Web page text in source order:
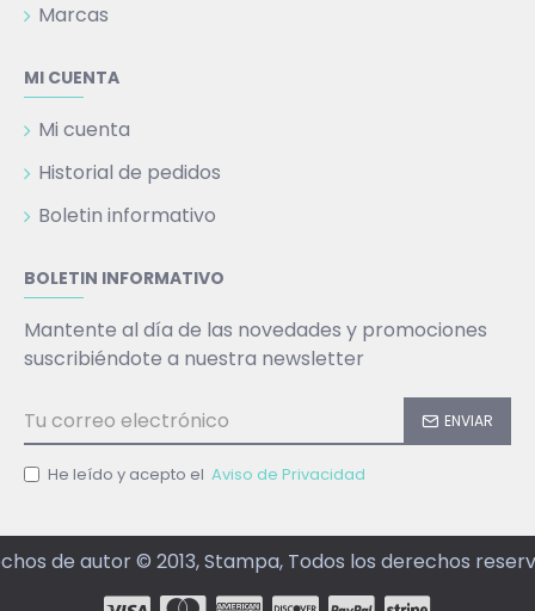
Marcas
MI CUENTA
Mi cuenta
Historial de pedidos
Boletin informativo
BOLETIN INFORMATIVO
Mantente al día de las novedades y promociones
suscribiéndote a nuestra newsletter
ENVIAR
He leído y acepto el Aviso de Privacidad
de autor © 2013, Stampa, Todos los derechos